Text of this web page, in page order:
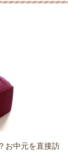
お中元を直接訪